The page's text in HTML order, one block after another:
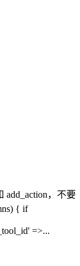
add_action，不要
{ if
=>...